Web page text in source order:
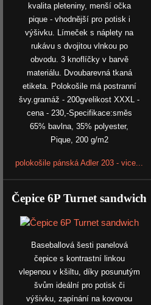
kvalita pleteniny, menší očka
pique - vhodnější pro potisk i
výšivku. Límeček s náplety na
rukávu s dvojitou vlnkou po
obvodu. 3 knoflíčky v barvě
materiálu. Dvoubarevná tkaná
etiketa. Polokošile má postranní
švy.gramáž - 200gvelikost XXXL -
cena - 230,-Specifikace:směs
65% bavlna, 35% polyester,
Pique, 200 g/m2
polokošile pánská Adler 203 - vice...
Čepice 6P Turnet sandwich
Baseballová šesti panelová
čepice s kontrastní linkou
vlepenou v kšiltu, díky posunutým
švům ideální pro potisk či
výšivku, zapínání na kovovou